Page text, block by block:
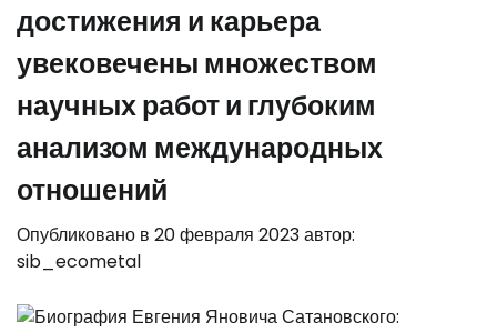
достижения и карьера
увековечены множеством
научных работ и глубоким
анализом международных
отношений
Опубликовано в 20 февраля 2023автор:
sib_ecometal